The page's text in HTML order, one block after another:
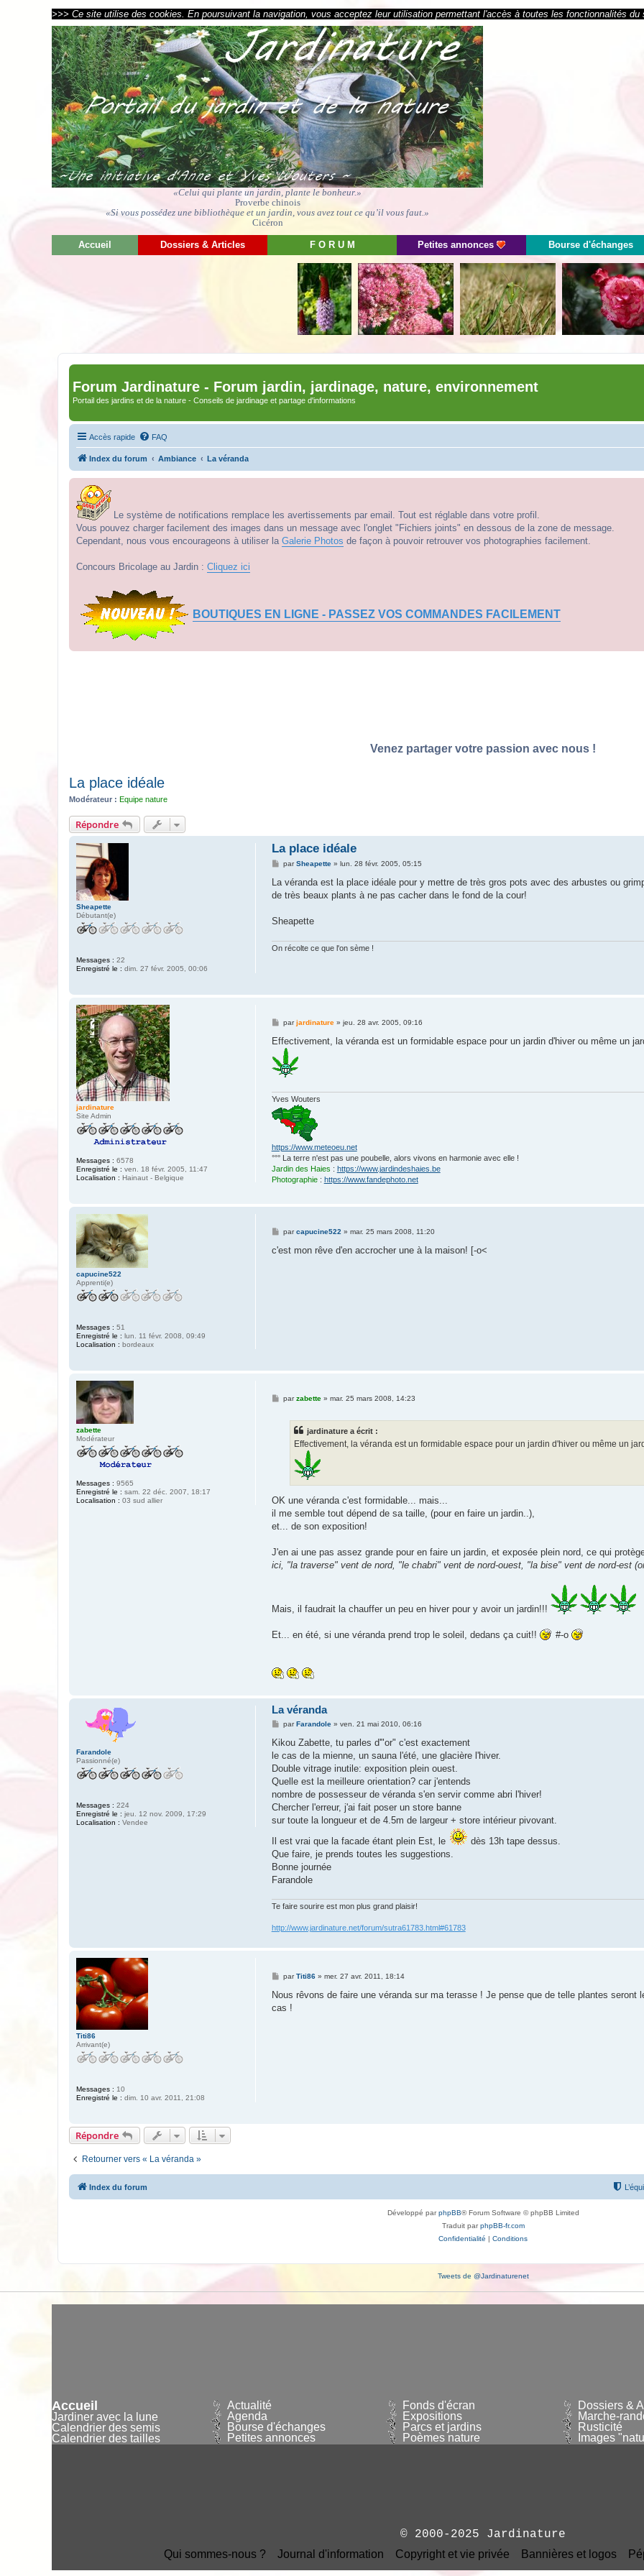
>>> Ce site utilise des cookies. En poursuivant la navigation, vous acceptez leur utilisation permettant l'accès à toutes les fonctionnalités du
«Celui qui plante un jardin, plante le bonheur.»
Proverbe chinois
«Si vous possédez une bibliothèque et un jardin, vous avez tout ce qu’il vous faut.»
Cicéron
Accueil Dossiers & Articles F O R U M Petites annonces Bourse d'échanges
Forum Jardinature - Forum jardin, jardinage, nature, environnement
Portail des jardins et de la nature - Conseils de jardinage et partage d'informations
Accès rapide FAQ
Index du forum Ambiance La véranda
Le système de notifications remplace les avertissements par email. Tout est réglable dans votre profil.
Vous pouvez charger facilement des images dans un message avec l'onglet "Fichiers joints" en dessous de la zone de message.
Cependant, nous vous encourageons à utiliser la Galerie Photos de façon à pouvoir retrouver vos photographies facilement.
Concours Bricolage au Jardin : Cliquez ici
BOUTIQUES EN LIGNE - PASSEZ VOS COMMANDES FACILEMENT
Venez partager votre passion avec nous !
La place idéale
Modérateur : Equipe nature
Répondre
Sheapette
Débutant(e)
Messages : 22
Enregistré le : dim. 27 févr. 2005, 00:06
La place idéale
M
s
a
parSheapette» lun. 28 févr. 2005, 05:15
La véranda est la place idéale pour y mettre de très gros pots avec des arbustes ou
de très beaux plants à ne pas cacher dans le fond de la cour!
Sheapette
On récolte ce que l'on sème !
jardinature
Site Admin
Messages : 6578
Enregistré le : ven. 18 févr. 2005, 11:47
Localisation : Hainaut - Belgique
M
s
a
g
e
parjardinature» jeu. 28 avr. 2005, 09:16
Effectivement, la véranda est un formidable espace pour un jardin d'hiver ou même un
Yves Wouters
https://www.meteoeu.net
°°° La terre n'est pas une poubelle, alors vivons en harmonie avec elle !
Jardin des Haies : https://www.jardindeshaies.be
Photographie: https://www.fandephoto.net
capucine522
Apprenti(e)
Messages : 51
Enregistré le : lun. 11 févr. 2008, 09:49
Localisation : bordeaux
M
s
parcapucine522» mar. 25 mars 2008, 11:20
c'est mon rêve d'en accrocher une à la maison! [-o<
zabette
Modérateur
Messages : 9565
Enregistré le : sam. 22 déc. 2007, 18:17
Localisation : 03 sud allier
Mparzabette» mar. 25 mars 2008, 14:23
jardinature a écrit :
Effectivement, la véranda est un formidable espace pour un jardin d'hiver ou même un
OK une véranda c'est formidable... mais...
il me semble tout dépend de sa taille, (pour en faire un jardin..),
et... de son exposition!
J'en ai une pas assez grande pour en faire un jardin, et exposée plein nord, ce qui
ici, "la traverse" vent de nord, "le chabri" vent de nord-ouest, "la bise" vent de nord-est
Mais, il faudrait la chauffer un peu en hiver pour y avoir un jardin!!!
Et... en été, si une véranda prend trop le soleil, dedans ça cuit!! #-o
Farandole
Passionné(e)
Messages : 224
Enregistré le : jeu. 12 nov. 2009, 17:29
Localisation : Vendee
La véranda
M
s
a
g
parFarandole» ven. 21 mai 2010, 06:16
Kikou Zabette, tu parles d'"or" c'est exactement
le cas de la mienne, un sauna l'été, une glacière l'hiver.
Double vitrage inutile: exposition plein ouest.
Quelle est la meilleure orientation? car j'entends
nombre de possesseur de véranda s'en servir comme abri l'hiver!
Chercher l'erreur, j'ai fait poser un store banne
sur toute la longueur et de 4.5m de largeur + store intérieur pivovant.
Il est vrai que la facade étant plein Est, le
dès 13h tape dessus.
Que faire, je prends toutes les suggestions.
Bonne journée
Farandole
Te faire sourire est mon plus grand plaisir!
http://www.jardinature.net/forum/sutra61783.html#61783
Titi86
Arrivant(e)
Messages : 10
Enregistré le : dim. 10 avr. 2011, 21:08
M
s
a
parTiti86» mer. 27 avr. 2011, 18:14
Nous rêvons de faire une véranda sur ma terasse ! Je pense que de telle plantes seront
cas !
Répondre
Retourner vers « La véranda »
Index du forum
Développé parphpBB® Forum Software © phpBB Limited
Traduit parphpBB-fr.com
Confidentialité | Conditions
Tweets de @Jardinaturenet
Accueil
Jardiner avec la lune
Calendrier des semis
Calendrier des tailles
Actualité
Agenda
Bourse d'échanges
Petites annonces
Fonds d'écran
Expositions
Parcs et jardins
Poèmes nature
Dossiers &
Marche-
Rusticité
Images
© 2000-2025 Jardinature
Qui sommes-nous ? Journal d'information Copyright et vie privée Bannières et logos